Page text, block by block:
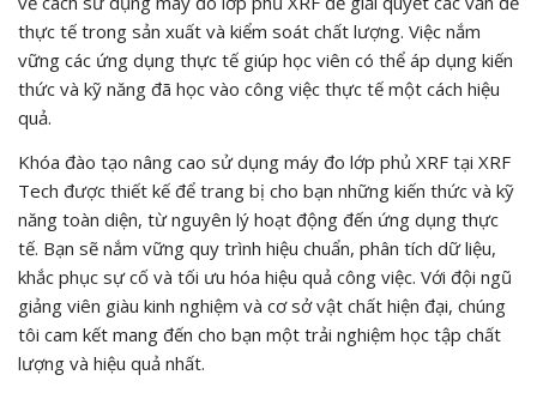
thực tế trong sản xuất và kiểm soát chất lượng. Việc nắm
vững các ứng dụng thực tế giúp học viên có thể áp dụng kiến
thức và kỹ năng đã học vào công việc thực tế một cách hiệu
quả.
Khóa đào tạo nâng cao sử dụng máy đo lớp phủ XRF tại XRF
Tech được thiết kế để trang bị cho bạn những kiến thức và kỹ
năng toàn diện, từ nguyên lý hoạt động đến ứng dụng thực
tế. Bạn sẽ nắm vững quy trình hiệu chuẩn, phân tích dữ liệu,
khắc phục sự cố và tối ưu hóa hiệu quả công việc. Với đội ngũ
giảng viên giàu kinh nghiệm và cơ sở vật chất hiện đại, chúng
tôi cam kết mang đến cho bạn một trải nghiệm học tập chất
lượng và hiệu quả nhất.